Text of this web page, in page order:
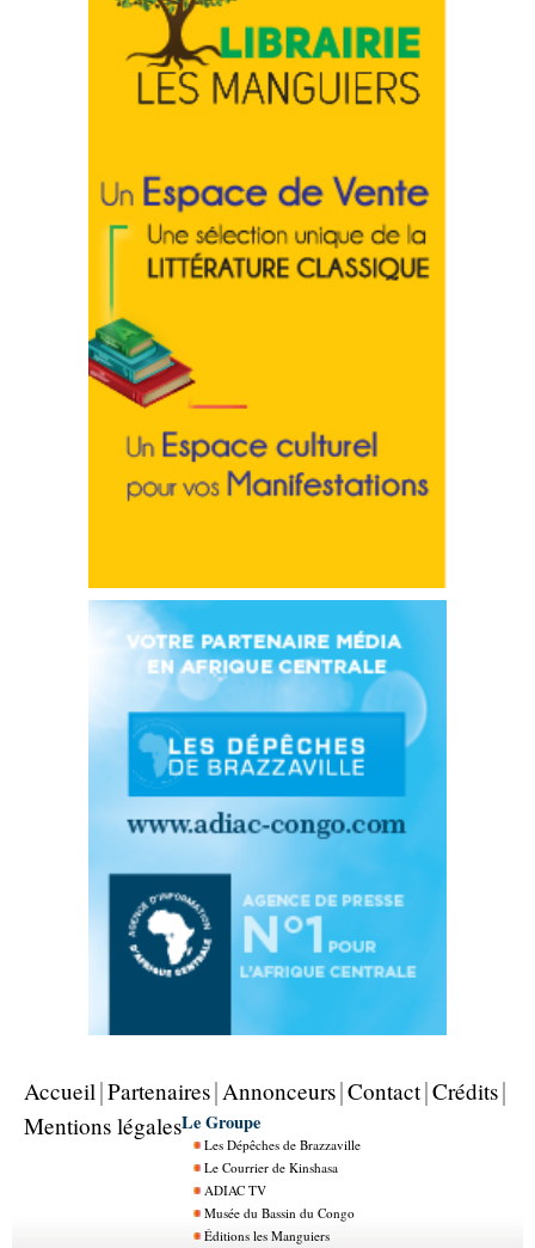
Accueil Partenaires Annonceurs Contact Crédits
Mentions légalesLe Groupe
Les Dépêches de Brazzaville
Le Courrier de Kinshasa
ADIAC TV
Musée du Bassin du Congo
Éditions les Manguiers